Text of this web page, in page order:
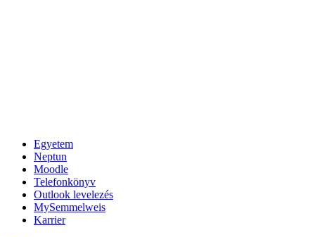
Egyetem
Neptun
Moodle
Telefonkönyv
Outlook levelezés
MySemmelweis
Karrier